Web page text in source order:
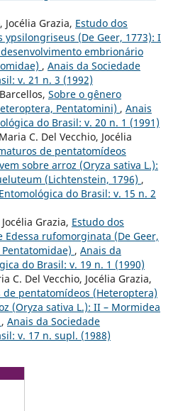
Jocélia Grazia, Estudo dos
ypsilongriseus (De Geer, 1773): I
embrionário
, Anais da Sociedade
v. 21 n. 3 (1992)
Sobre o gênero
Pentatomini) , Anais
do Brasil: v. 20 n. 1 (1991)
C. Del Vecchio, Jocélia
de pentatomídeos
sobre arroz (Oryza sativa L.):
(Lichtenstein, 1796) ,
do Brasil: v. 15 n. 2
Grazia, Estudo dos
rufomorginata (De Geer,
, Anais da
do Brasil: v. 19 n. 1 (1990)
C. Del Vecchio, Jocélia Grazia,
pentatomídeos (Heteroptera)
(Oryza sativa L.): II – Mormidea
, Anais da Sociedade
v. 17 n. supl. (1988)